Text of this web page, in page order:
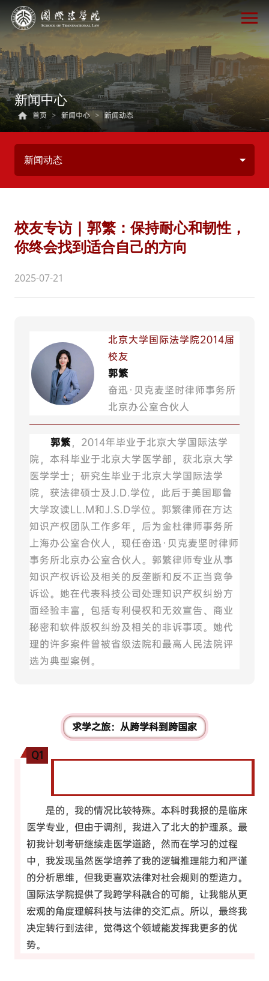
新闻中心
首页 > 新闻中心 > 新闻动态
新闻动态
校友专访 | 郭繁：保持耐心和韧性，
你终会找到适合自己的方向
2025-07-21
北京大学国际法学院2014届
校友
郭繁
奋迅·贝克麦坚时律师事务所
北京办公室合伙人
郭繁，2014年毕业于北京大学国际法学
院，本科毕业于北京大学医学部，获北京大学
医学学士；研究生毕业于北京大学国际法学
院，获法律硕士及J.D.学位，此后于美国耶鲁
大学攻读LL.M和J.S.D学位。郭繁律师在方达
知识产权团队工作多年，后为金杜律师事务所
上海办公室合伙人，现任奋迅·贝克麦坚时律师
事务所北京办公室合伙人。郭繁律师专业从事
知识产权诉讼及相关的反垄断和反不正当竞争
诉讼。她在代表科技公司处理知识产权纠纷方
面经验丰富，包括专利侵权和无效宣告、商业
秘密和软件版权纠纷及相关的非诉事项。她代
理的许多案件曾被省级法院和最高人民法院评
选为典型案例。
求学之旅：从跨学科到跨国家
Q1
是的，我的情况比较特殊。本科时我报的是临床
医学专业，但由于调剂，我进入了北大的护理系。最
初我计划考研继续走医学道路，然而在学习的过程
中，我发现虽然医学培养了我的逻辑推理能力和严谨
的分析思维，但我更喜欢法律对社会规则的塑造力。
国际法学院提供了我跨学科融合的可能，让我能从更
宏观的角度理解科技与法律的交汇点。所以，最终我
决定转行到法律，觉得这个领域能发挥我更多的优
势。